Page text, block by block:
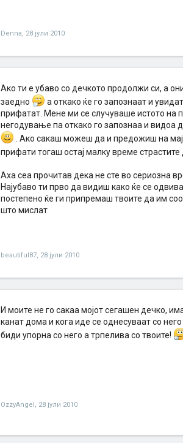
Denna, 28 јули 2010
Aко ти е убаво со дечкото продолжи си, а
заедно
а откако ќе го запознаат и
прифатат. Mене ми се случуваше истото на
негодување па откако го запознаа и видоа
. Aко сакаш можеш да и предожиш на
прифати тогаш остај малку време
Aха сеа прочитав дека не сте во сериозна
Најубаво ти прво да видиш како ќе се
постепено ќе ги припремаш твоите да им
што мислат
beautiful87, 28 јули 2010
И моите не го сакаа мојот сегашен дечко,
канат дома и кога иде се однесуваат со
биди упорна со него а трпелива со твоите!
OzzyAngel, 28 јули 2010